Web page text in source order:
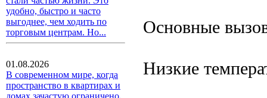
удобно, быстро и часто
выгоднее, чем ходить по
торговым центрам. Но...
01.08.2026
В современном мире, когда
пространство в квартирах и
домах зачастую ограничено,
Основные
Низкие